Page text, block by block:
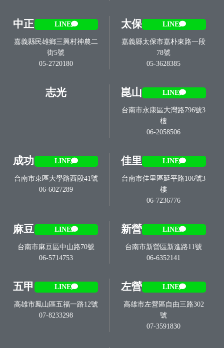
中正 LINE
嘉義縣民雄鄉三興村神農二
街5號
05-2720180
太保 LINE
嘉義縣太保市嘉朴東路一段
78號
05-3628385
志光 崑山 LINE
台南市永康區大灣路796號3
樓
06-2058506
成功 LINE
台南市東區大學路西段41號
06-6027289
佳里 LINE
台南市佳里區延平路106號3
樓
06-7236776
麻豆 LINE
台南市麻豆區中山路70號
06-5714753
新營 LINE
台南市新營區新進路11號
06-6352141
五甲 LINE
高雄市鳳山區五福一路12號
07-8233298
左營 LINE
高雄市左營區自由三路302
號
07-3591830